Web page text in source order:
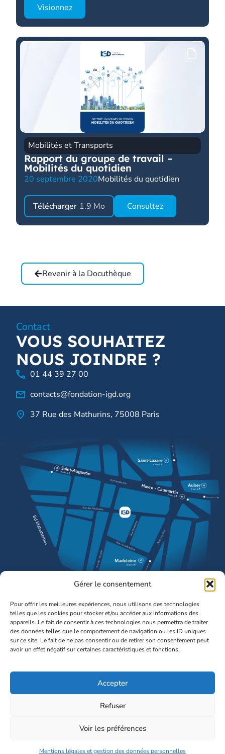
Gérer le consentement
Pour offrir les meilleures expériences, nous utilisons des technologies
telles que les cookies pour stocker et/ou accéder aux informations des
appareils. Le fait de consentir à ces technologies nous permettra de traiter
des données telles que le comportement de navigation ou les ID uniques
sur ce site. Le fait de ne pas consentir ou de retirer son consentement peut
avoir un effet négatif sur certaines caractéristiques et fonctions.
Accepter
Refuser
Voir les préférences
Mentions légales et gestion des données personnelles
Visionnez
Mobilités et Transports
Rapport du groupe de travail –
Mobilités du quotidien
20 septembre 2020Mobilités du quotidien
Télécharger 1.9 Mo Consultez
Revenir à la Docuthèque
Contact
VOUS SOUHAITEZ
NOUS JOINDRE ?
01 44 39 27 00
contacts@fondation-igd.org
37 Rue des Mathurins, 75008 Paris
Accès
Rapides
Présentation
Cartographie
Docuthèque
Nos
thématiques
Nous
suivre